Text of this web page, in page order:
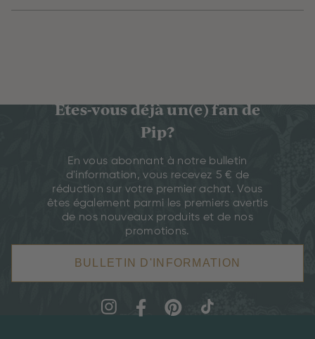
Êtes-vous déjà un(e) fan de
Pip?
En vous abonnant à notre bulletin
d'information, vous recevez 5 € de
réduction sur votre premier achat. Vous
êtes également parmi les premiers avertis
de nos nouveaux produits et de nos
promotions.
BULLETIN D'INFORMATION